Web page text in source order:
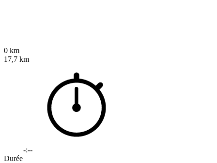
0 km
17,7 km
-:--
Durée